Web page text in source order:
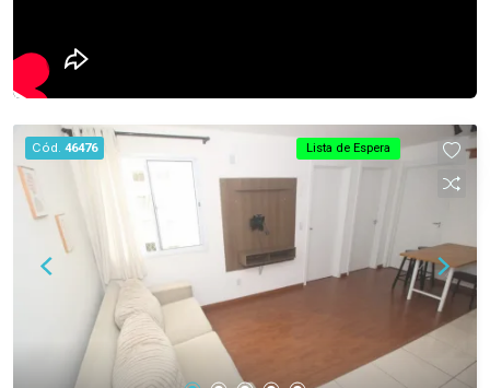
Lista de Espera
Cód. 46476